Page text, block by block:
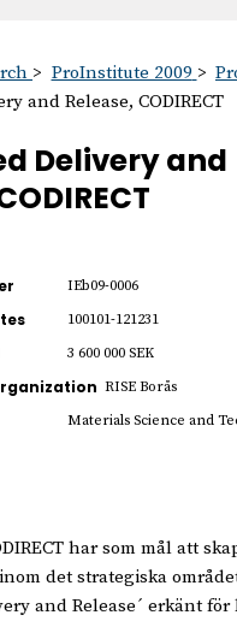
ProInstitute 2009
and Release, CODIRECT
Delivery and
IEb09-0006
100101-121231
3 600 000 SEK
RISE Borås
Materials Science and
har som mål att
det strategiska
and Release´ erkänt för